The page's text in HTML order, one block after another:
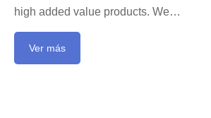
high added value products. We…
Ver más